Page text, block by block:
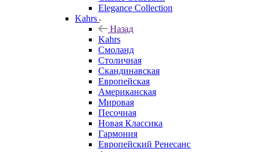
Elegance Collection
Kahrs
Назад
Kahrs
Смоланд
Столичная
Скандинавская
Европейская
Американская
Мировая
Песочная
Новая Классика
Гармония
Европейский Ренесанс